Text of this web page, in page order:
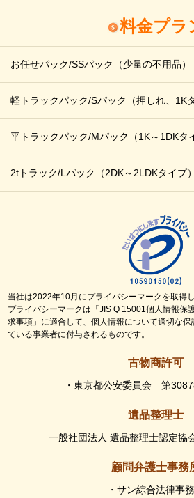
料金プラ
お任せパック/SSパック （少量の不用品）
軽トラックパック/Sパック （押しれ、1K
平トラックパック/Mパック （1K～1DKタ
2tトラック/Lパック （2DK～2LDKタイプ）
当社は2022年10月にプライバシーマークを取得し
プライバシーマークは「JIS Q 15001個人情報保
求事項」に適合して、個人情報について適切な
ている事業者に付与されるものです。
古物商許可
・東京都公安委員会 第
遺品整理士
一般社団法人 遺品整理士認定
顧問弁護士事務
・サン綜合法律事